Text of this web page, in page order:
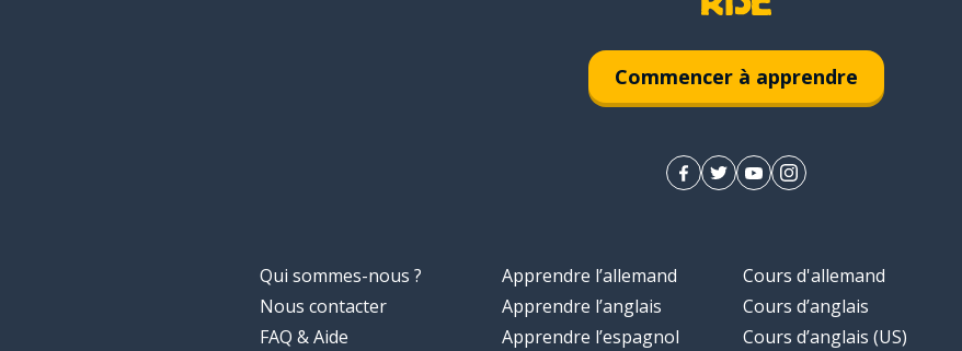
Commencer à apprendre
Qui sommes-nous ?
Nous contacter
FAQ & Aide
Apprendre l’allemand
Apprendre l’anglais
Apprendre l’espagnol
Cours d'allemand
Cours d’anglais
Cours d’anglais (US)